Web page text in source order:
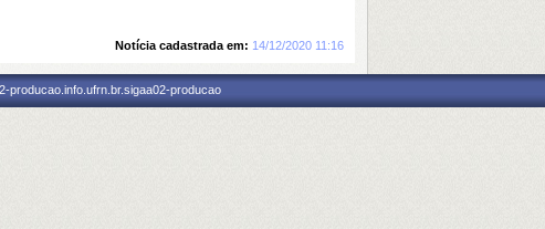
Notícia cadastrada em: 14/12/2020 11:16
producao.info.ufrn.br.sigaa02-producao